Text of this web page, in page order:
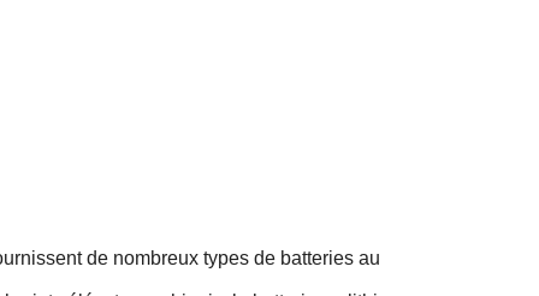
de nombreux types de batteries au